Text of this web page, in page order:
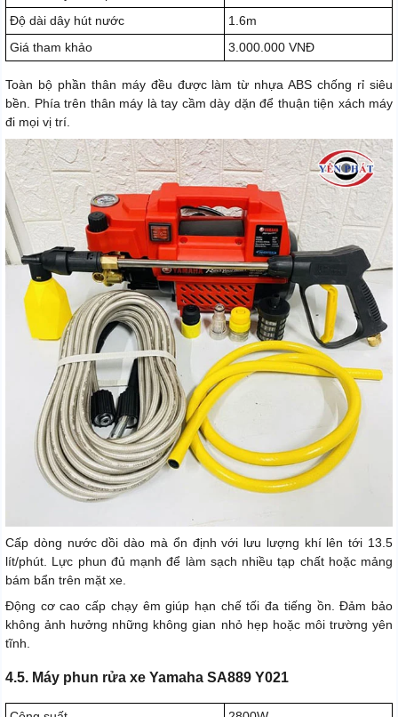
Độ dài dây hút nước
1.6m
Giá tham khảo
3.000.000 VNĐ
Toàn bộ phần thân máy đều được làm từ nhựa ABS chống rỉ siêu
bền. Phía trên thân máy là tay cầm dày dặn để thuận tiện xách máy
đi mọi vị trí.
Cấp dòng nước dồi dào mà ổn định với lưu lượng khí lên tới 13.5
lít/phút. Lực phun đủ mạnh để làm sạch nhiều tạp chất hoặc mảng
bám bẩn trên mặt xe.
Động cơ cao cấp chạy êm giúp hạn chế tối đa tiếng ồn. Đảm bảo
không ảnh hưởng những không gian nhỏ hẹp hoặc môi trường yên
tĩnh.
4.5. Máy phun rửa xe Yamaha SA889 Y021